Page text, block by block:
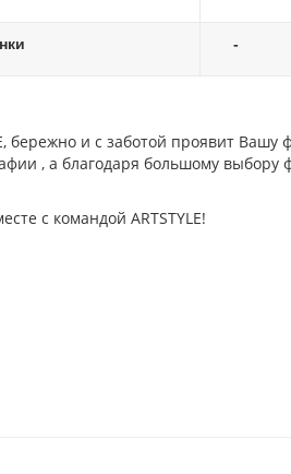
-
бережно и с заботой проявит
, а благодаря большому
с командой ARTSTYLE!